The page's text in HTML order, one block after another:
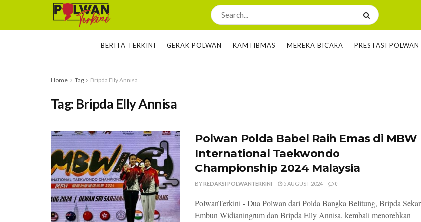
BERITA TERKINI GERAK POLWAN KAMTIBMAS MEREKA BICARA PRESTASI POLWAN
Home Tag Bripda Elly Annisa
Tag: Bripda Elly Annisa
Polwan Polda Babel Raih Emas di MBW
International Taekwondo
Championship 2024 Malaysia
BYREDAKSI POLWANTERKINI 5 AUGUST 2024 0
PolwanTerkini - Dua Polwan dari Polda Bangka Belitung, Bripda Sekar
Embun Widianingrum dan Bripda Elly Annisa, kembali menorehkan